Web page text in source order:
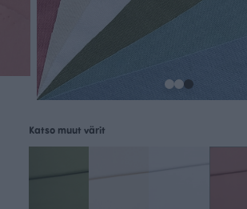
Katso muut värit